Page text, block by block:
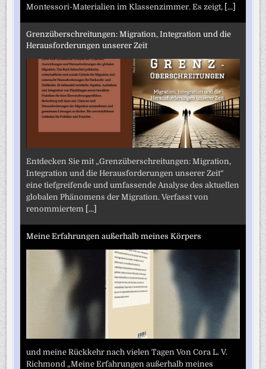
Montessori-Materialien im Klassenzimmer. Es zeigt,
[...]
Grenzüberschreitungen: Migration, Integration und die
Herausforderungen unserer Zeit
Entdecken Sie mit „Grenzüberschreitungen: Migration,
Integration und die Herausforderungen unserer Zeit“
eine tiefgreifende und umfassende Analyse des aktuellen
globalen Phänomens der Migration. Verfasst von
renommiertem
[...]
Meine Erfahrungen außerhalb meines Körpers
und meine Rückkehr nach vielen Tagen Von Cora L. V.
Richmond „Meine Erfahrungen außerhalb meines